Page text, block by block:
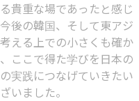
貴重な場であったと感じ
後の韓国、そして東アジ
える上での小さくも確か
ここで得た学びを日本の
実践につなげていきたい
いました。